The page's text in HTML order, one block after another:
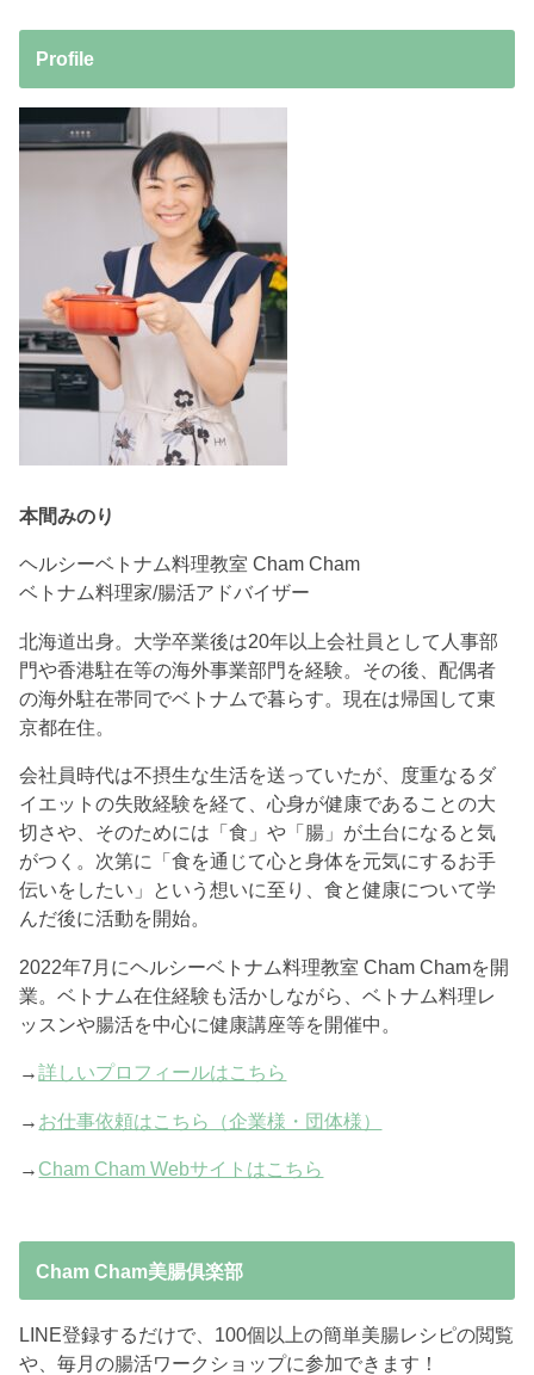
Profile
本間みのり
ヘルシーベトナム料理教室 Cham Cham
ベトナム料理家/腸活アドバイザー
北海道出身。大学卒業後は20年以上会社員として人事部
門や香港駐在等の海外事業部門を経験。その後、配偶者
の海外駐在帯同でベトナムで暮らす。現在は帰国して東
京都在住。
会社員時代は不摂生な生活を送っていたが、度重なるダ
イエットの失敗経験を経て、心身が健康であることの大
切さや、そのためには「食」や「腸」が土台になると気
がつく。次第に「食を通じて心と身体を元気にするお手
伝いをしたい」という想いに至り、食と健康について学
んだ後に活動を開始。
2022年7月にヘルシーベトナム料理教室 Cham Chamを開
業。ベトナム在住経験も活かしながら、ベトナム料理レ
ッスンや腸活を中心に健康講座等を開催中。
→詳しいプロフィールはこちら
→ お仕事依頼はこちら（企業様・団体様）
→ Cham Cham Webサイトはこちら
Cham Cham美腸俱楽部
LINE登録するだけで、100個以上の簡単美腸レシピの閲覧
や、毎月の腸活ワークショップに参加できます！